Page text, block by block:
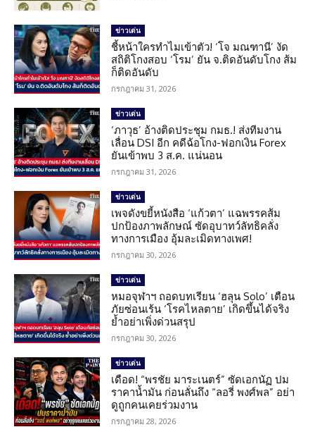
ข่าวเด่น
ชี้หน้าใครทำไมเข้าตัว! ‘โจ มณฑานี’ งัด
สถิติโกงสอบ ‘โรม’ ยัน จ.ติดอันดับโกง ส้ม
ก็ติดอันดับ
กรกฎาคม 31, 2026
ข่าวเด่น
‘ภาวุธ’ อ้างติดประชุม กมธ.! ส่งทีมงาน
เลื่อน DSI อีก คดีฉ้อโกง-ฟอกเงิน Forex
ยันเข้าพบ 3 ส.ค. แน่นอน
กรกฎาคม 31, 2026
ข่าวเด่น
เพจดังขยี้หนังสือ ‘แก้วตา’ แฉพรรคส้ม
ปกป้องภาพลักษณ์ ซัดอุบาทว์ลัทธิคลั่ง
ทางการเมือง อุ้มละเมิดทางเพศ!
กรกฎาคม 30, 2026
ข่าวเด่น
หมอจุฬาฯ ถอดบทเรียน ‘ฮลุน Solo’ เตือน
ภัยซ่อนเร้น ‘โรคไหลตาย’ เกิดขึ้นได้จริง
ย้ำอย่าเพิ่งด่วนสรุป
กรกฎาคม 30, 2026
ข่าวเด่น
เดือด! “พรชัย มาระเนตร์” ซัดเอกนัฏ ปม
ราคาน้ำมัน ก่อนลั่นถึง “ลอรี่ พงศ์พล” อย่า
ดูถูกคนเคยร่วมงาน
กรกฎาคม 28, 2026